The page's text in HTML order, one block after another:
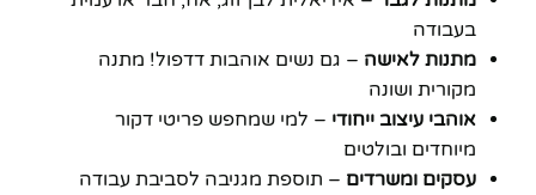
בעבודה
מתנות לאישה – גם נשים אוהבות דדפול! מתנה
מקורית ושונה
אוהבי עיצוב ייחודי – למי שמחפש פריטי דקור
מיוחדים ובולטים
עסקים ומשרדים – תוספת מגניבה לסביבת עבודה